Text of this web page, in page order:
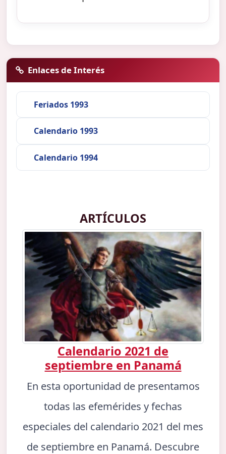
Enlaces de Interés
Feriados 1993
Calendario 1993
Calendario 1994
ARTÍCULOS
Calendario 2021 de
septiembre en Panamá
En esta oportunidad de presentamos
todas las efemérides y fechas
especiales del calendario 2021 del mes
de septiembre en Panamá. Descubre